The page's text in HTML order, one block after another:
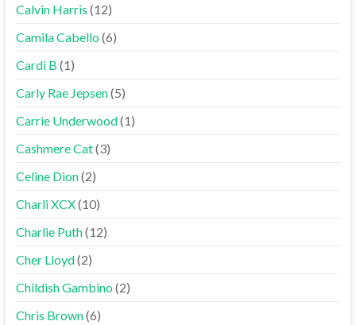
Calvin Harris (12)
Camila Cabello(6)
Cardi B (1)
Carly Rae Jepsen(5)
Carrie Underwood(1)
Cashmere Cat(3)
Celine Dion(2)
Charli XCX(10)
Charlie Puth(12)
Cher Lloyd(2)
Childish Gambino(2)
Chris Brown(6)